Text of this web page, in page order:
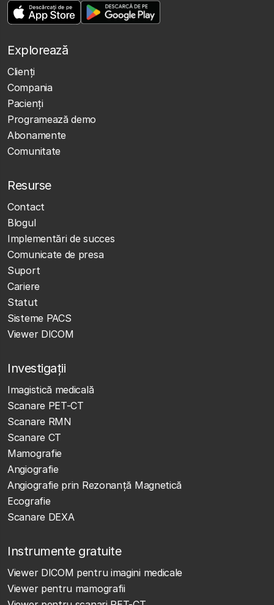
Explorează
Clienţi
Compania
Pacienți
Programează demo
Abonamente
Comunitate
Resurse
Contact
Blogul
Implementări de succes
Comunicate de presa
Suport
Cariere
Statut
Sisteme PACS
Viewer DICOM
Investigații
Imagistică medicală
Scanare PET-CT
Scanare RMN
Scanare CT
Mamografie
Angiografie
Angiografie prin Rezonanță Magnetică
Ecografie
Scanare DEXA
Instrumente gratuite
Viewer DICOM pentru imagini medicale
Viewer pentru mamografii